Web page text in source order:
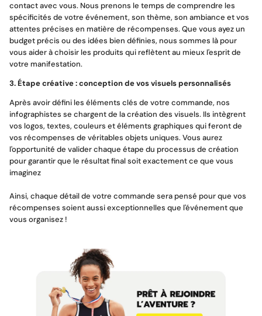
contact avec vous. Nous prenons le temps de comprendre les
spécificités de votre événement, son thème, son ambiance et vos
attentes précises en matière de récompenses. Que vous ayez un
budget précis ou des idées bien définies, nous sommes là pour
vous aider à choisir les produits qui reflètent au mieux l'esprit de
votre manifestation.
3. Étape créative : conception de vos visuels personnalisés
Après avoir défini les éléments clés de votre commande, nos
infographistes se chargent de la création des visuels. Ils intègrent
vos logos, textes, couleurs et éléments graphiques qui feront de
vos récompenses de véritables objets uniques. Vous aurez
l'opportunité de valider chaque étape du processus de création
pour garantir que le résultat final soit exactement ce que vous
imaginez
Ainsi, chaque détail de votre commande sera pensé pour que vos
récompenses soient aussi exceptionnelles que l'événement que
vous organisez !